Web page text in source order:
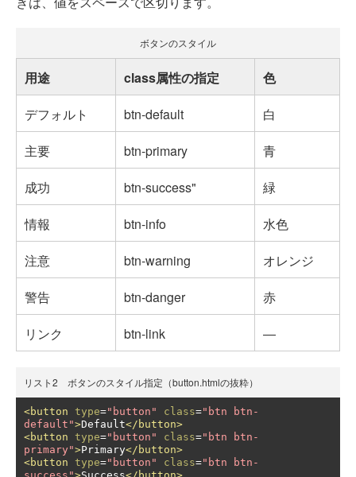
ボタンのスタイル
用途 class属性の指定
色
デフォルト
btn-default
白
主要
btn-primary
青
成功
btn-success"
緑
情報
btn-info
水色
注意
btn-warning
オレンジ
警告
btn-danger
赤
リンク
btn-link ―
リスト2 ボタンのスタイル指定（button.htmlの抜粋）
<button type="button" class="btn btn-
default">Default</button>
<button type="button" class="btn btn-
primary">Primary</button>
<button type="button" class="btn btn-